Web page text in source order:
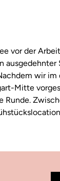
vor der
ausgedehnter
wir im
Mitte
Runde.